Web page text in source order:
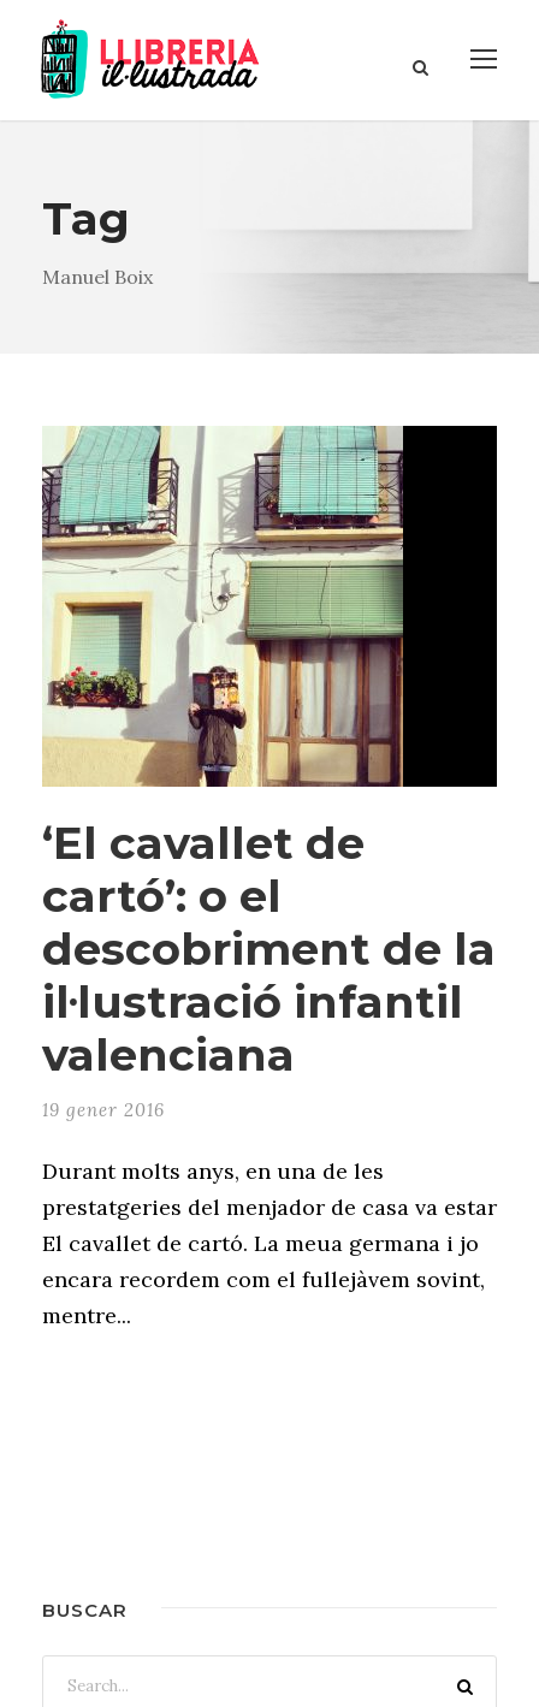
Tag
Manuel Boix
‘El cavallet de
cartó’: o el
descobriment de la
il·lustració infantil
valenciana
19 gener 2016
Durant molts anys, en una de les
prestatgeries del menjador de casa va estar
El cavallet de cartó. La meua germana i jo
encara recordem com el fullejàvem sovint,
mentre...
BUSCAR